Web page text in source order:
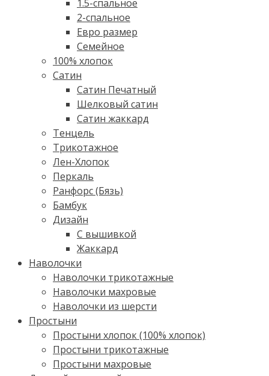
1.5-спальное
2-спальное
Евро размер
Семейное
100% хлопок
Cатин
Сатин Печатный
Шелковый сатин
Сатин жаккард
Тенцель
Трикотажное
Лен-Хлопок
Перкаль
Ранфорс (Бязь)
Бамбук
Дизайн
С вышивкой
Жаккард
Наволочки
Наволочки трикотажные
Наволочки махровые
Наволочки из шерсти
Простыни
Простыни хлопок (100% хлопок)
Простыни трикотажные
Простыни махровые